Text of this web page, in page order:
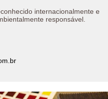
internacionalmente e
responsável.